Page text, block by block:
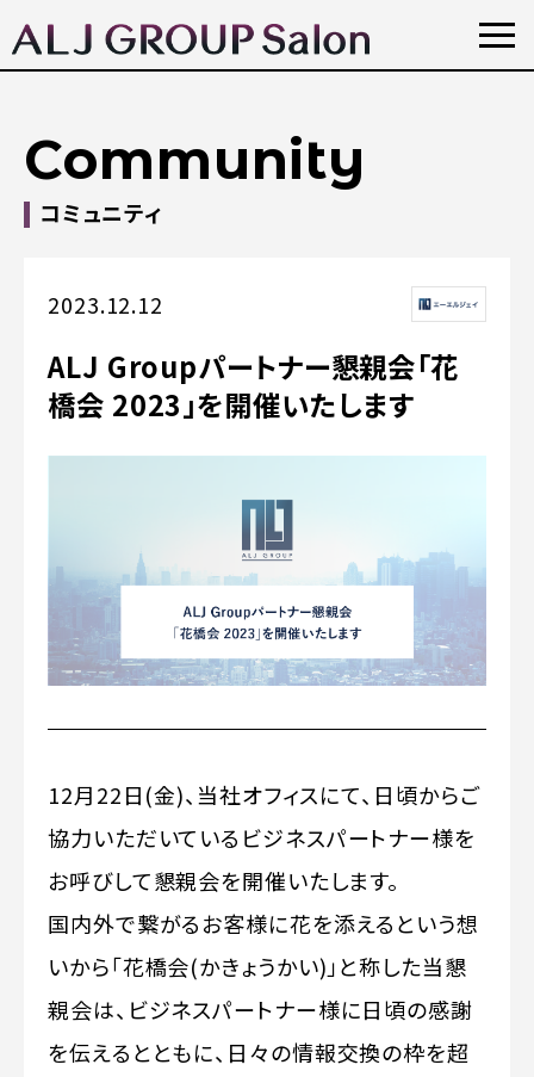
Community
コミュニティ
2023.12.12
ALJ Groupパートナー懇親会「花
橋会 2023」を開催いたします
12月22日(金)、当社オフィスにて、日頃からご
協力いただいているビジネスパートナー様を
お呼びして懇親会を開催いたします。
国内外で繋がるお客様に花を添えるという想
いから「花橋会(かきょうかい)」と称した当懇
親会は、ビジネスパートナー様に日頃の感謝
を伝えるとともに、日々の情報交換の枠を超